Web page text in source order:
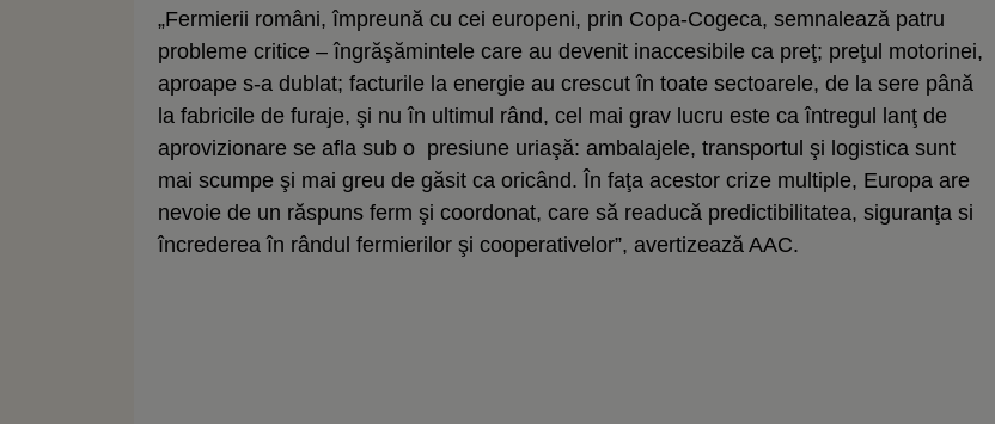
„Fermierii români, împreună cu cei europeni, prin Copa-Cogeca, semnalează patru
probleme critice – îngrăşămintele care au devenit inaccesibile ca preţ; preţul motorinei,
aproape s-a dublat; facturile la energie au crescut în toate sectoarele, de la sere până
la fabricile de furaje, şi nu în ultimul rând, cel mai grav lucru este ca întregul lanţ de
aprovizionare se afla sub o presiune uriaşă: ambalajele, transportul şi logistica sunt
mai scumpe şi mai greu de găsit ca oricând. În faţa acestor crize multiple, Europa are
nevoie de un răspuns ferm şi coordonat, care să readucă predictibilitatea, siguranţa si
încrederea în rândul fermierilor şi cooperativelor”, avertizează AAC.